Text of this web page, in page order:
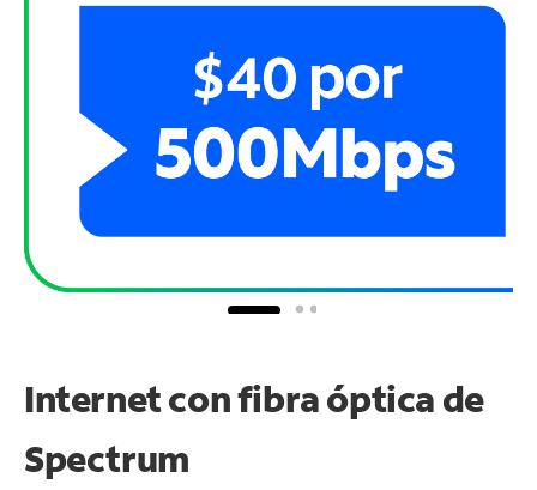
Internet con fibra óptica de
Spectrum